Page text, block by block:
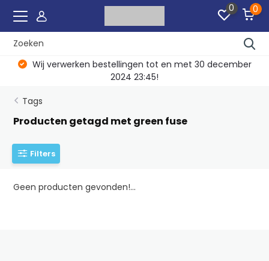
0 0
Wij verwerken bestellingen tot en met 30 december
2024 23:45!
Tags
Producten getagd met green fuse
Filters
Geen producten gevonden!...